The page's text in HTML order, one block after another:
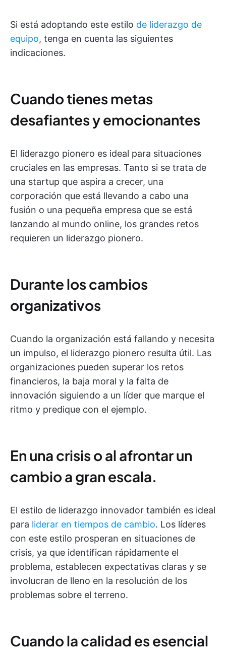
Si está adoptando este estilo de liderazgo de
equipo, tenga en cuenta las siguientes
indicaciones.
Cuando tienes metas
desafiantes y emocionantes
El liderazgo pionero es ideal para situaciones
cruciales en las empresas. Tanto si se trata de
una startup que aspira a crecer, una
corporación que está llevando a cabo una
fusión o una pequeña empresa que se está
lanzando al mundo online, los grandes retos
requieren un liderazgo pionero.
Durante los cambios
organizativos
Cuando la organización está fallando y necesita
un impulso, el liderazgo pionero resulta útil. Las
organizaciones pueden superar los retos
financieros, la baja moral y la falta de
innovación siguiendo a un líder que marque el
ritmo y predique con el ejemplo.
En una crisis o al afrontar un
cambio a gran escala.
El estilo de liderazgo innovador también es ideal
para liderar en tiempos de cambio. Los líderes
con este estilo prosperan en situaciones de
crisis, ya que identifican rápidamente el
problema, establecen expectativas claras y se
involucran de lleno en la resolución de los
problemas sobre el terreno.
Cuando la calidad es esencial